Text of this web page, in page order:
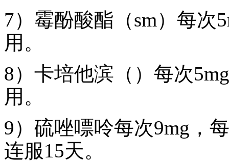
7）霉酚酸酯（sm）每次
用。
8）卡培他滨（）每次
用。
9）硫唑嘌呤每次9mg，
连服15天。